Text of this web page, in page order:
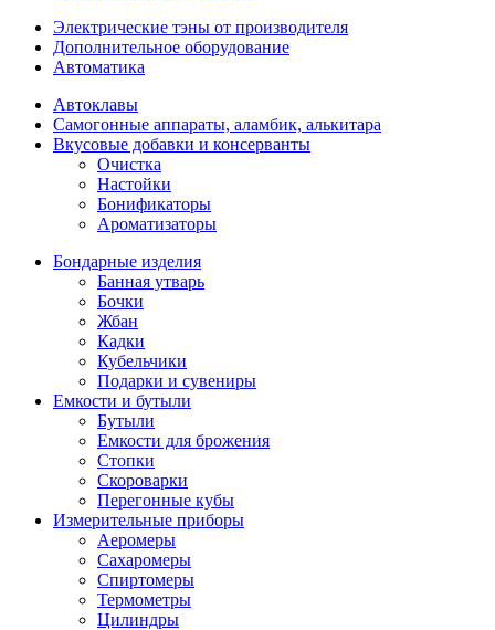
Электрические тэны от производителя
Дополнительное оборудование
Автоматика
Автоклавы
Самогонные аппараты, аламбик, алькитара
Вкусовые добавки и консерванты
Очистка
Настойки
Бонификаторы
Ароматизаторы
Бондарные изделия
Банная утварь
Бочки
Жбан
Кадки
Кубельчики
Подарки и сувениры
Емкости и бутыли
Бутыли
Емкости для брожения
Стопки
Скороварки
Перегонные кубы
Измерительные приборы
Аеромеры
Сахаромеры
Спиртомеры
Термометры
Цилиндры